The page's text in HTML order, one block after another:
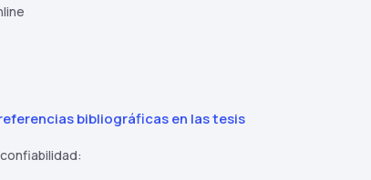
bibliográficas en las tesis